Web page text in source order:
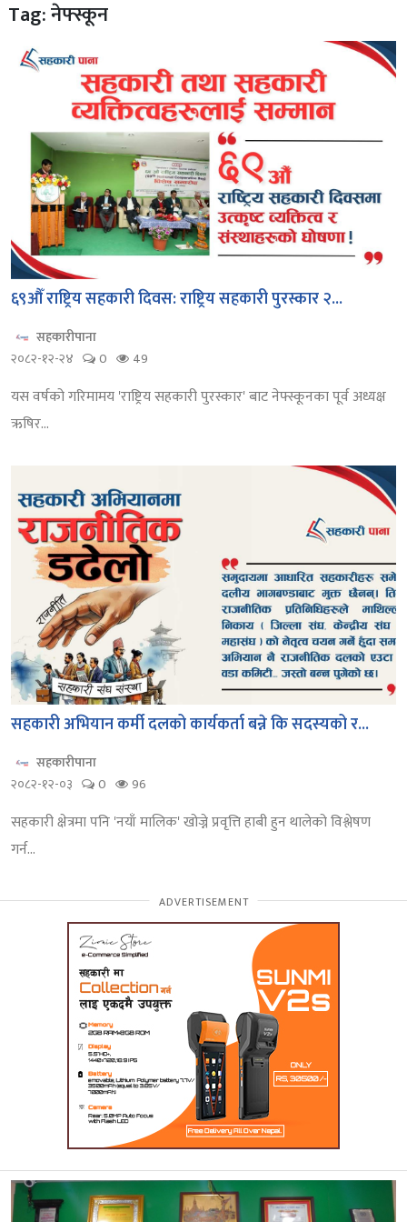
Tag: नेफ्स्कून
६९औँ राष्ट्रिय सहकारी दिवस: राष्ट्रिय सहकारी पुरस्कार २...
सहकारीपाना
२०८२-१२-२४
0 49
यस वर्षको गरिमामय 'राष्ट्रिय सहकारी पुरस्कार' बाट नेफ्स्कूनका पूर्व अध्यक्ष
ऋषिर...
सहकारी अभियान कर्मी दलको कार्यकर्ता बन्ने कि सदस्यको र...
सहकारीपाना
२०८२-१२-०३
0 96
सहकारी क्षेत्रमा पनि 'नयाँ मालिक' खोज्ने प्रवृत्ति हाबी हुन थालेको विश्लेषण
गर्न...
ADVERTISEMENT